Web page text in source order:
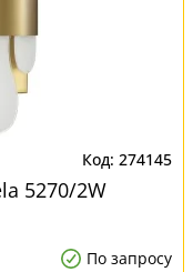
274145
5270/2W
По запросу